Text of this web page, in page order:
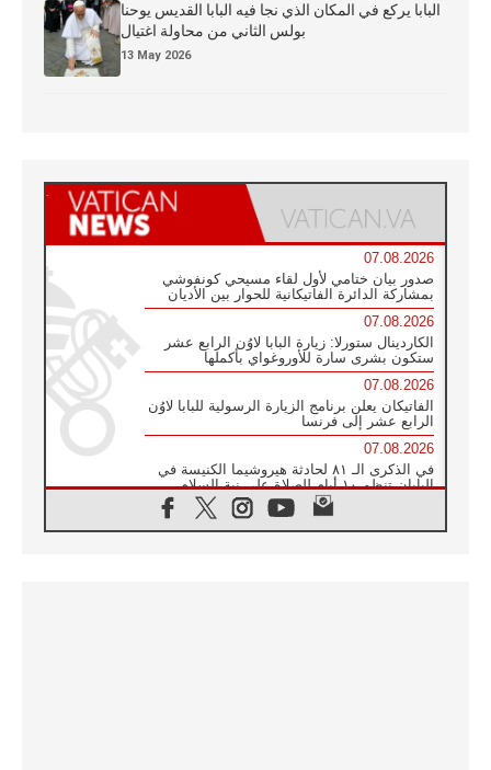
البابا يركع في المكان الذي نجا فيه البابا القديس يوحنا
بولس الثاني من محاولة اغتيال
13 May 2026
07.08.2026
صدور بيان ختامي لأول لقاء مسيحي كونفوشي
بمشاركة الدائرة الفاتيكانية للحوار بين الأديان
07.08.2026
الكاردينال ستورلا: زيارة البابا لاوُن الرابع عشر
ستكون بشرى سارة للأوروغواي بأكملها
07.08.2026
الفاتيكان يعلن برنامج الزيارة الرسولية للبابا لاوُن
الرابع عشر إلى فرنسا
07.08.2026
في الذكرى الـ ٨١ لحادثة هيروشيما الكنيسة في
اليابان تنظم ١٠ أيام للصلاة على نية السلام
الكنيسة في الأوروغواي: زيارة البابا ستعزز